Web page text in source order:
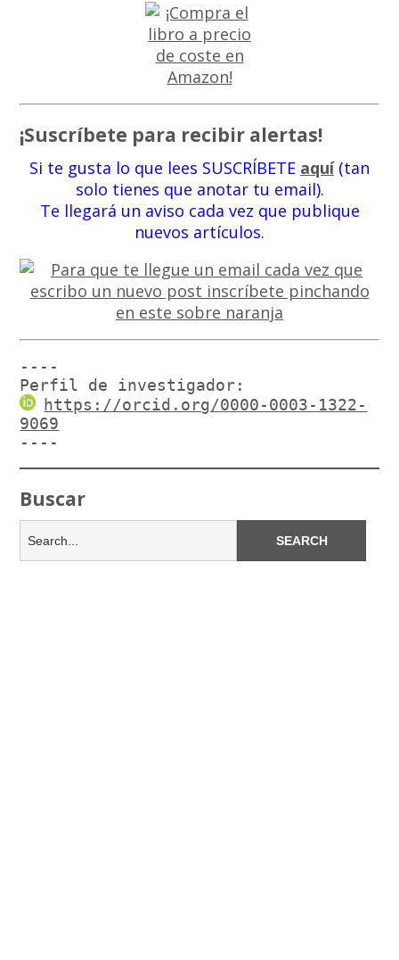
¡Suscríbete para recibir alertas!
Si te gusta lo que lees SUSCRÍBETE aquí(tan
solo tienes que anotar tu email).
Te llegará un aviso cada vez que publique
nuevos artículos.
----
Perfil de investigador:
https://orcid.org/0000-0003-1322-
9069
----
Buscar